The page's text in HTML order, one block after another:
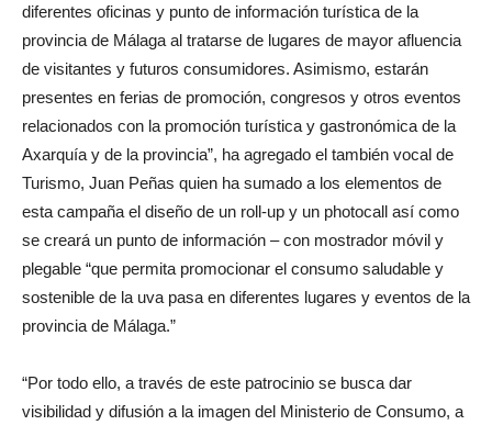
diferentes oficinas y punto de información turística de la
provincia de Málaga al tratarse de lugares de mayor afluencia
de visitantes y futuros consumidores. Asimismo, estarán
presentes en ferias de promoción, congresos y otros eventos
relacionados con la promoción turística y gastronómica de la
Axarquía y de la provincia”, ha agregado el también vocal de
Turismo, Juan Peñas quien ha sumado a los elementos de
esta campaña el diseño de un roll-up y un photocall así como
se creará un punto de información – con mostrador móvil y
plegable “que permita promocionar el consumo saludable y
sostenible de la uva pasa en diferentes lugares y eventos de la
provincia de Málaga.”
“Por todo ello, a través de este patrocinio se busca dar
visibilidad y difusión a la imagen del Ministerio de Consumo, a